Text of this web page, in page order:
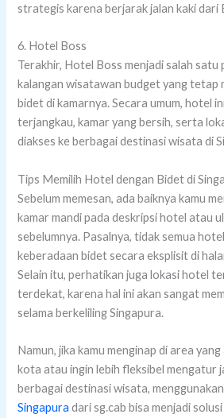
strategis karena berjarak jalan kaki dari
6. Hotel Boss
Terakhir, Hotel Boss menjadi salah satu
kalangan wisatawan budget yang tetap
bidet di kamarnya. Secara umum, hotel
terjangkau, kamar yang bersih, serta
diakses ke berbagai destinasi wisata di
Tips Memilih Hotel dengan Bidet di
Sebelum memesan, ada baiknya kamu
kamar mandi pada deskripsi hotel atau
sebelumnya. Pasalnya, tidak semua
keberadaan bidet secara eksplisit di
Selain itu, perhatikan juga lokasi hotel
terdekat, karena hal ini akan sangat
selama berkeliling Singapura.
Namun, jika kamu menginap di area
kota atau ingin lebih fleksibel mengatur
berbagai destinasi wisata,
Singapura dari sg.cab bisa menjadi